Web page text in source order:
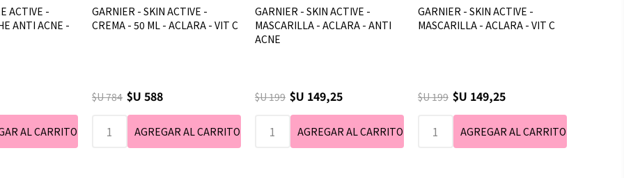
ACTIVE -
ANTI ACNE -
GARNIER - SKIN ACTIVE -
CREMA - 50 ML - ACLARA - VIT C
$U 784 $U 588
GARNIER - SKIN ACTIVE -
MASCARILLA - ACLARA - ANTI
ACNE
$U 199 $U 149,25
GARNIER - SKIN ACTIVE -
MASCARILLA - ACLARA - VIT C
$U 199 $U 149,25